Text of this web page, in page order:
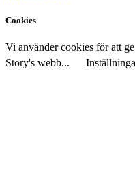
Cookies
Vi använder cookies för att
Story's webb...